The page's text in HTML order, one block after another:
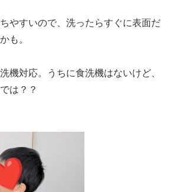
やすいので、洗ったらすぐに表面だ
も。
機対応。うちに食洗機はないけど、
は？？